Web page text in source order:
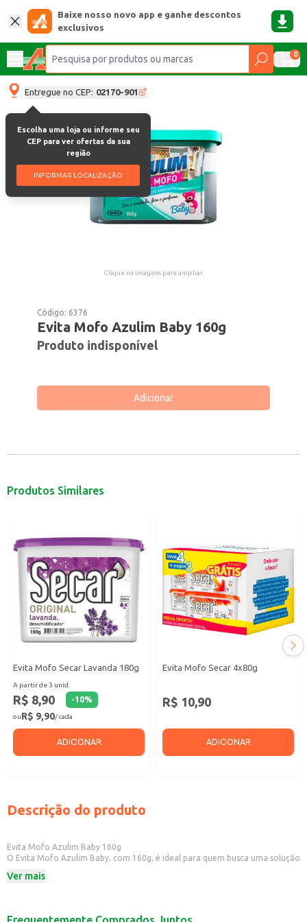
Baixe nosso novo app e ganhe descontos
exclusivos
0
Entregue no CEP: 02170-901
Escolha uma loja ou informe seu
CEP para ver ofertas da sua
região
INFORMAR LOCALIZAÇÃO
Clique na imagem para ampliar.
Código: 6376
Evita Mofo Azulim Baby 160g
Produto indisponível
Adicionar
Produtos Similares
Evita Mofo Secar Lavanda 180g
A partir de 3 unid.
R$ 8,90 -10%
ouR$ 9,90/ cada
ADICIONAR
Evita Mofo Secar 4x80g
R$ 10,90
ADICIONAR
Descrição do produto
Evita Mofo Azulim Baby 160g
O Evita Mofo Azulim Baby, com 160g, é ideal para quem busca uma solução
para prevenir o aparecimento de mofo e bolor, ajudando a manter os
Ver mais